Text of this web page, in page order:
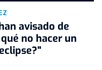
avisado de
no hacer un